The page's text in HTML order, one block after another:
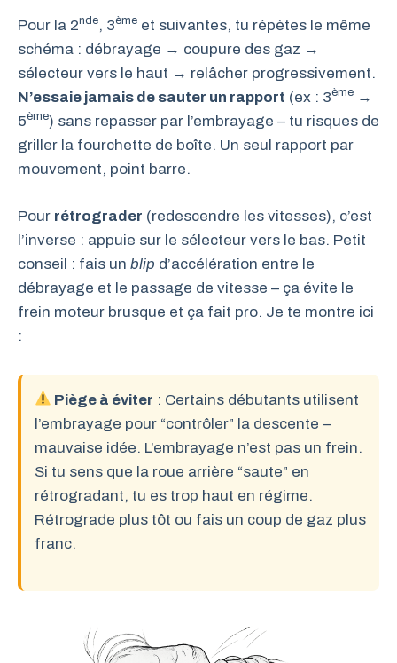
Pour la 2nde, 3ème et suivantes, tu répètes le même
schéma : débrayage → coupure des gaz →
sélecteur vers le haut → relâcher progressivement.
N’essaie jamais de sauter un rapport (ex : 3ème →
5ème) sans repasser par l’embrayage – tu risques de
griller la fourchette de boîte. Un seul rapport par
mouvement, point barre.
Pour rétrograder (redescendre les vitesses), c’est
l’inverse : appuie sur le sélecteur vers le bas. Petit
conseil : fais un blip d’accélération entre le
débrayage et le passage de vitesse – ça évite le
frein moteur brusque et ça fait pro. Je te montre ici
:
Piège à éviter : Certains débutants utilisent
l’embrayage pour “contrôler” la descente –
mauvaise idée. L’embrayage n’est pas un frein.
Si tu sens que la roue arrière “saute” en
rétrogradant, tu es trop haut en régime.
Rétrograde plus tôt ou fais un coup de gaz plus
franc.